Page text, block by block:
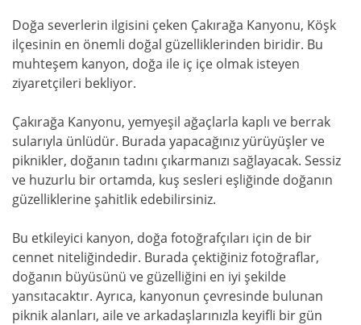
Doğa severlerin ilgisini çeken Çakırağa Kanyonu, Köşk
ilçesinin en önemli doğal güzelliklerinden biridir. Bu
muhteşem kanyon, doğa ile iç içe olmak isteyen
ziyaretçileri bekliyor.
Çakırağa Kanyonu, yemyeşil ağaçlarla kaplı ve berrak
sularıyla ünlüdür. Burada yapacağınız yürüyüşler ve
piknikler, doğanın tadını çıkarmanızı sağlayacak. Sessiz
ve huzurlu bir ortamda, kuş sesleri eşliğinde doğanın
güzelliklerine şahitlik edebilirsiniz.
Bu etkileyici kanyon, doğa fotoğrafçıları için de bir
cennet niteliğindedir. Burada çektiğiniz fotoğraflar,
doğanın büyüsünü ve güzelliğini en iyi şekilde
yansıtacaktır. Ayrıca, kanyonun çevresinde bulunan
piknik alanları, aile ve arkadaşlarınızla keyifli bir gün